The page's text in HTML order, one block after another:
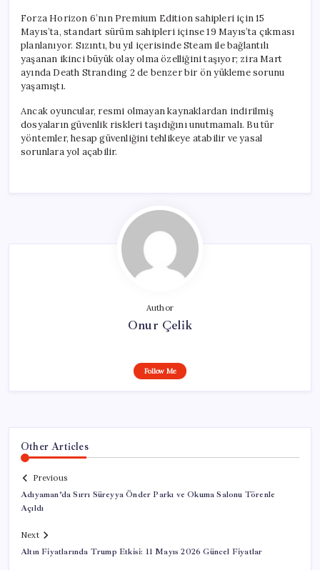
Forza Horizon 6’nın Premium Edition sahipleri için 15
Mayıs’ta, standart sürüm sahipleri içinse 19 Mayıs’ta çıkması
planlanıyor. Sızıntı, bu yıl içerisinde Steam ile bağlantılı
yaşanan ikinci büyük olay olma özelliğini taşıyor; zira Mart
ayında Death Stranding 2 de benzer bir ön yükleme sorunu
yaşamıştı.
Ancak oyuncular, resmi olmayan kaynaklardan indirilmiş
dosyaların güvenlik riskleri taşıdığını unutmamalı. Bu tür
yöntemler, hesap güvenliğini tehlikeye atabilir ve yasal
sorunlara yol açabilir.
Author
Onur Çelik
Follow Me
Other Articles
Previous
Adıyaman’da Sırrı Süreyya Önder Parkı ve Okuma Salonu Törenle
Açıldı
Next
Altın Fiyatlarında Trump Etkisi: 11 Mayıs 2026 Güncel Fiyatlar